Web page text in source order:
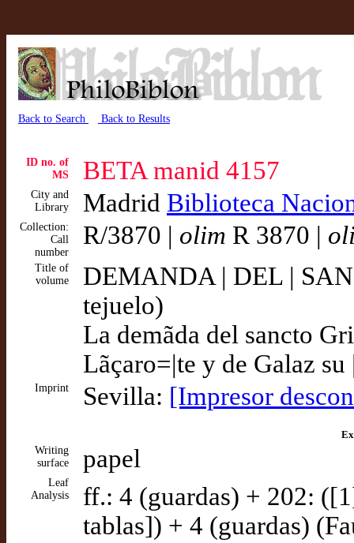
Back to Search Back to Results
ID no. of
MS
BETA manid 4157
City and
Library
Madrid Biblioteca
Collection:
Call
number
R/3870 | olim R 3870 |
Title of
volume
DEMANDA | DEL |
tejuelo)
La demãda del sancto
Lãçaro=|te y de Galaz
Imprint Sevilla: [Impresor
Writing
surface
papel
Leaf
Analysis
ff.: 4 (guardas) + 202:
tablas]) + 4 (guardas)